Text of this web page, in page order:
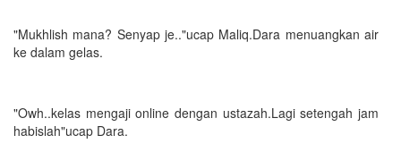
"Mukhlish mana? Senyap je.."ucap Maliq.Dara menuangkan air
ke dalam gelas.
"Owh..kelas mengaji online dengan ustazah.Lagi setengah jam
habislah"ucap Dara.